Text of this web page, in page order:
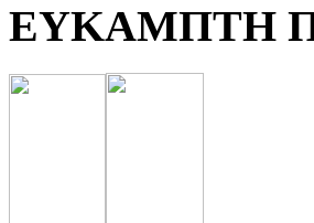
ΕΥΚΑΜΠΤΗ